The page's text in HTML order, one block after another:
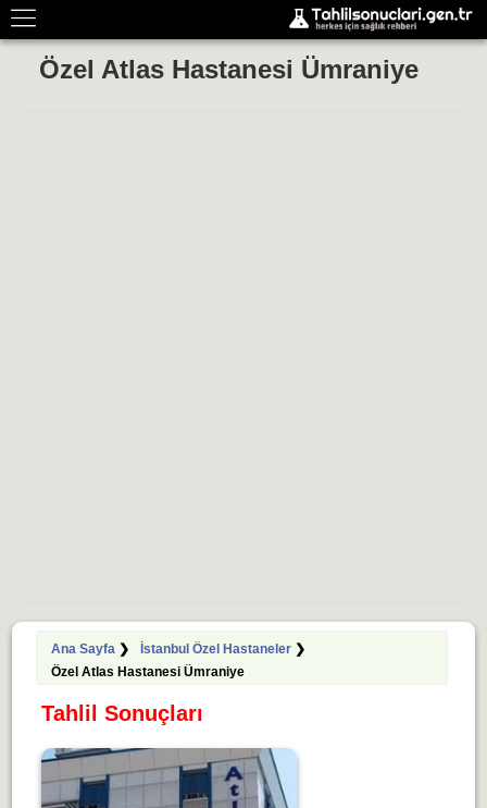
Özel Atlas Hastanesi Ümraniye
Ana Sayfa❯ İstanbul Özel Hastaneler❯
Özel Atlas Hastanesi Ümraniye
Tahlil Sonuçları